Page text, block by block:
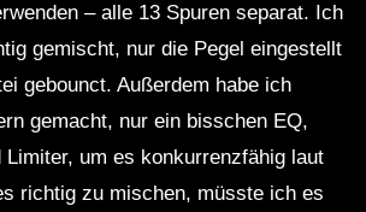
Dub Techno Mix #9 | A Quiet
in A Loud Room
Green – Dub Techno TV Podcast
#7
– alle 13 Spuren separat. Ich
gemischt, nur die Pegel eingestellt
gebounct. Außerdem habe ich
gemacht, nur ein bisschen EQ,
Limiter, um es konkurrenzfähig laut
richtig zu mischen, müsste ich es